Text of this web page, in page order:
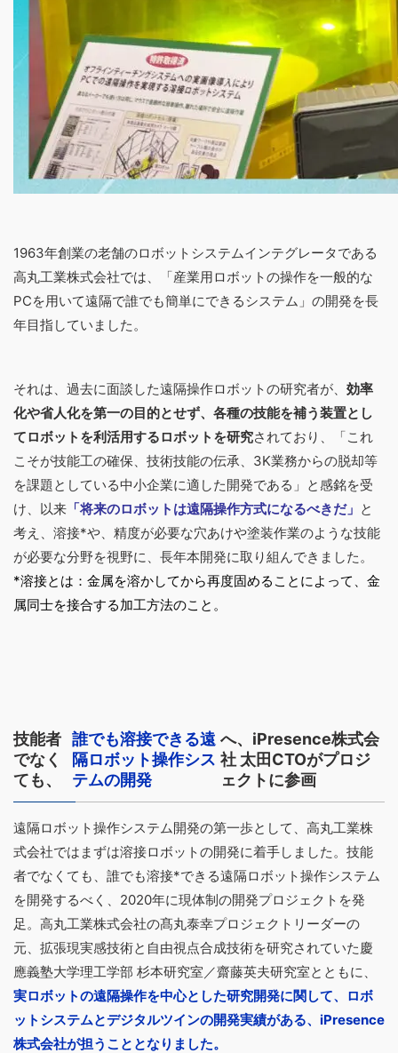
1963年創業の老舗のロボットシステムインテグレータである
高丸工業株式会社では、「産業用ロボットの操作を一般的な
PCを用いて遠隔で誰でも簡単にできるシステム」の開発を長
年目指していました。
それは、過去に面談した遠隔操作ロボットの研究者が、 効率
化や省人化を第一の目的とせず、各種の技能を補う装置とし
てロボットを利活用するロボットを研究されており 、「これ
こそが技能工の確保、技術技能の伝承、3K業務からの脱却等
を課題としている中小企業に適した開発である」と感銘を受
け、以来 「将来のロボットは遠隔操作方式になるべきだ」 と
考え、溶接*や、精度が必要な穴あけや塗装作業のような技能
が必要な分野を視野に、長年本開発に取り組んできました。
*溶接とは：金属を溶かしてから再度固めることによって、金
属同士を接合する加工方法のこと。
技能者
でなく
ても、
誰でも溶接できる遠
隔ロボット操作シス
テムの開発
へ、iPresence株式会
社 太田CTOがプロジ
ェクトに参画
遠隔ロボット操作システム開発の第一歩として、高丸工業株
式会社ではまずは溶接ロボットの開発に着手しました。技能
者でなくても、誰でも溶接*できる遠隔ロボット操作システム
を開発するべく、2020年に現体制の開発プロジェクトを発
足。高丸工業株式会社の髙丸泰幸プロジェクトリーダーの
元、拡張現実感技術と自由視点合成技術を研究されていた慶
應義塾大学理工学部 杉本研究室／齋藤英夫研究室とともに、
実ロボットの遠隔操作を中心とした研究開発に関して、ロボ
ットシステムとデジタルツインの開発実績がある、iPresence
株式会社が担うこととなりました。